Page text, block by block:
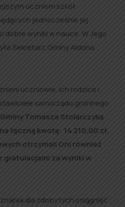
uczniom szkół
jednocześnie jej
dobre wyniki w nauce. W Jego
Sekretarz Gminy Aldona
uczniowie, ich rodzice i
samorządu gminnego.
Tomasza Stolarczyka
łączną kwotę: 14 210,00 zł.
otrzymali Oni również
za wyniki w
dla zdobytych osiągnięć